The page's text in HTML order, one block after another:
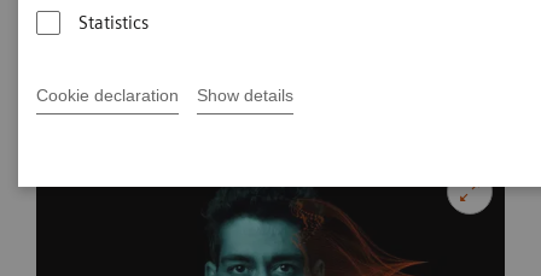
Statistics
Cookie declaration Show details
2020-02-25